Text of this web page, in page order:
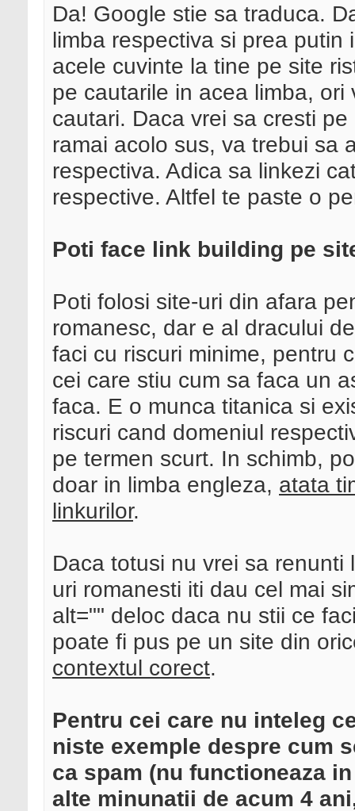
Da! Google stie sa traduca.
limba respectiva si prea
acele cuvinte la tine pe site
pe cautarile in acea limba,
cautari. Daca vrei sa cresti
ramai acolo sus, va trebui sa
respectiva. Adica sa linkezi
respective. Altfel te paste o
Poti face link building pe
Poti folosi site-uri din afara
romanesc, dar e al dracului
faci cu riscuri minime, pentru
cei care stiu cum sa faca un
faca. E o munca titanica si
riscuri cand domeniul
pe termen scurt. In schimb,
doar in limba engleza, atata
linkurilor.
Daca totusi nu vrei sa
uri romanesti iti dau cel mai
alt="" deloc daca nu stii ce
poate fi pus pe un site din
contextul corect.
Pentru cei care nu inteleg
niste exemple despre cum
ca spam (nu functioneaza
alte minunatii de acum 4